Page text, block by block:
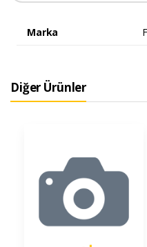
Marka
Diğer Ürünler